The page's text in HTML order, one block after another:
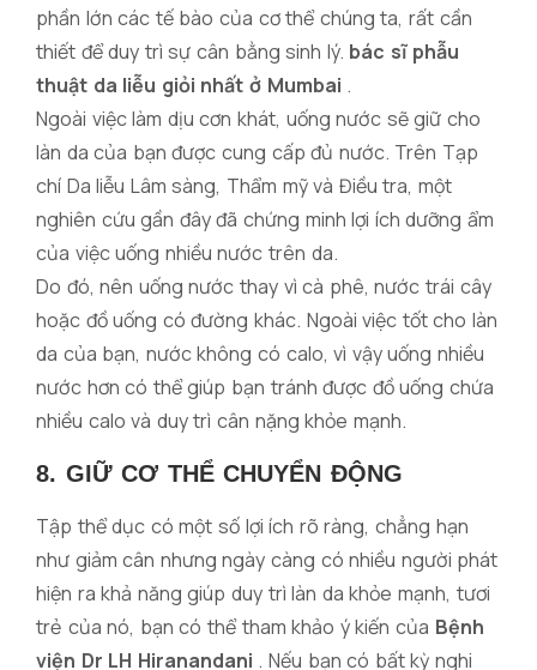
phần lớn các tế bào của cơ thể chúng ta, rất cần
thiết để duy trì sự cân bằng sinh lý. bác sĩ phẫu
thuật da liễu giỏi nhất ở Mumbai .
Ngoài việc làm dịu cơn khát, uống nước sẽ giữ cho
làn da của bạn được cung cấp đủ nước. Trên Tạp
chí Da liễu Lâm sàng, Thẩm mỹ và Điều tra, một
nghiên cứu gần đây đã chứng minh lợi ích dưỡng ẩm
của việc uống nhiều nước trên da.
Do đó, nên uống nước thay vì cà phê, nước trái cây
hoặc đồ uống có đường khác. Ngoài việc tốt cho làn
da của bạn, nước không có calo, vì vậy uống nhiều
nước hơn có thể giúp bạn tránh được đồ uống chứa
nhiều calo và duy trì cân nặng khỏe mạnh.
8. GIỮ CƠ THỂ CHUYỂN ĐỘNG
Tập thể dục có một số lợi ích rõ ràng, chẳng hạn
như giảm cân nhưng ngày càng có nhiều người phát
hiện ra khả năng giúp duy trì làn da khỏe mạnh, tươi
trẻ của nó, bạn có thể tham khảo ý kiến của Bệnh
viện Dr LH Hiranandani . Nếu bạn có bất kỳ nghi